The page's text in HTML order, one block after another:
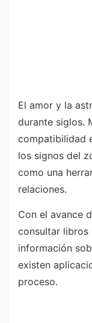
El amor y la
durante siglos.
compatibilidad
los signos del
como una
relaciones.
Con el avance
consultar
información
existen
proceso.